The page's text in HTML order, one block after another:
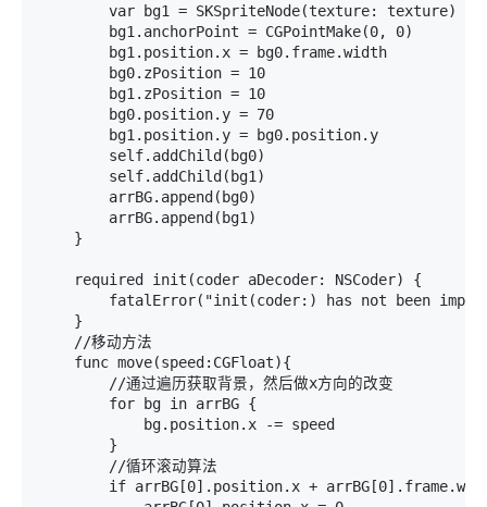
        var bg1 = SKSpriteNode(texture: texture)
        bg1.anchorPoint = CGPointMake(0, 0)
        bg1.position.x = bg0.frame.width
        bg0.zPosition = 10
        bg1.zPosition = 10
        bg0.position.y = 70
        bg1.position.y = bg0.position.y
        self.addChild(bg0)
        self.addChild(bg1)
        arrBG.append(bg0)
        arrBG.append(bg1)
    }
    required init(coder aDecoder: NSCoder) {
fatalError("init(coder:) has not been
    }
    //移动方法
    func move(speed:CGFloat){
        //通过遍历获取背景，然后做x方向的改变
        for bg in arrBG {
            bg.position.x -= speed
        }
        //循环滚动算法
if arrBG[0].position.x +